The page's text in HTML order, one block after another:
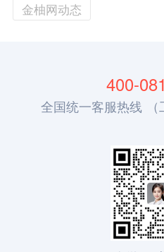
金柚网动态
400-
全国统一客服热线 （